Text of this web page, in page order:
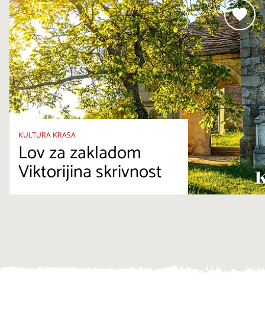
KULTURA KRASA
Lov za zakladom
Viktorijina skrivnost